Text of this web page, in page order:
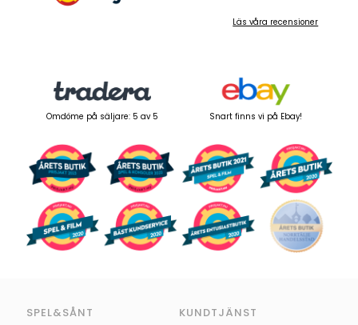
Läs våra recensioner
Omdöme på säljare: 5 av 5 Snart finns vi på Ebay!
SPEL&SÅNT KUNDTJÄNST